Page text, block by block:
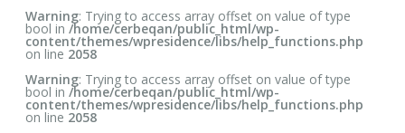
Warning: Trying to access array offset on value of type
bool in /home/cerbeqan/public_html/wp-
content/themes/wpresidence/libs/help_functions.php
on line 2058
Warning: Trying to access array offset on value of type
bool in /home/cerbeqan/public_html/wp-
content/themes/wpresidence/libs/help_functions.php
on line 2058